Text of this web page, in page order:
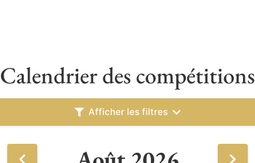
Calendrier des compétitions
Afficher les filtres